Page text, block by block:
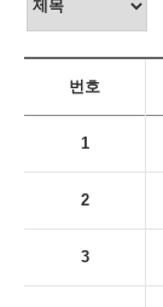
번호
1
2
3